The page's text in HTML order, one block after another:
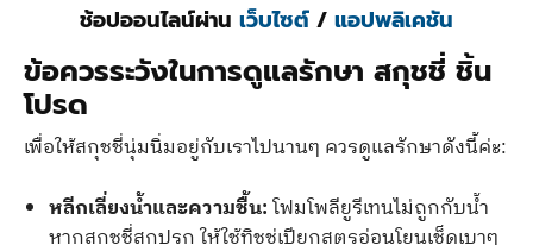
ช้อปออนไลน์ผ่าน เว็บไซต์ / แอปพลิเคชัน
ข้อควรระวังในการดูแลรักษา สกุชชี่ ชิ้น
โปรด
เพื่อให้สกุชชี่นุ่มนิ่มอยู่กับเราไปนานๆ ควรดูแลรักษาดังนี้ค่ะ:
หลีกเลี่ยงน้ำและความชื้น:โฟมโพลียูรีเทนไม่ถูกกับน้ำ
หากสกุชชี่สกปรก ให้ใช้ทิชชู่เปียกสูตรอ่อนโยนเช็ดเบาๆ